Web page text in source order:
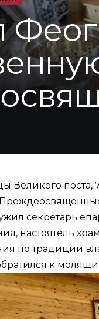
Великого
секретарь
настоятель
по традиции
к